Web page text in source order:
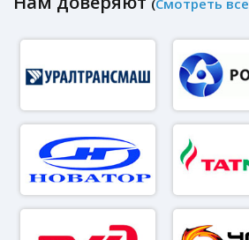
(Смотреть все